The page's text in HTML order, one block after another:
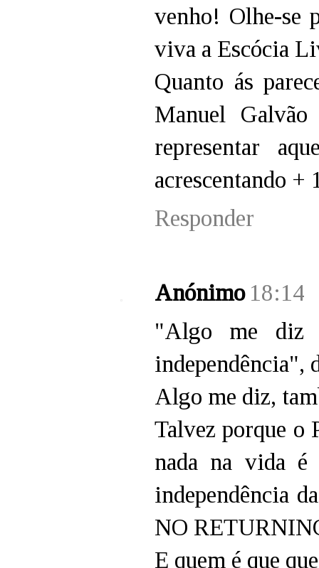
venho! Olhe-se
viva a Escócia
Quanto ás
Manuel
representar
acrescentando +
Responder
Anónimo 18:14
"Algo me diz
independência",
Algo me diz,
Talvez porque o
nada na vida
independência
NO
E quem é que